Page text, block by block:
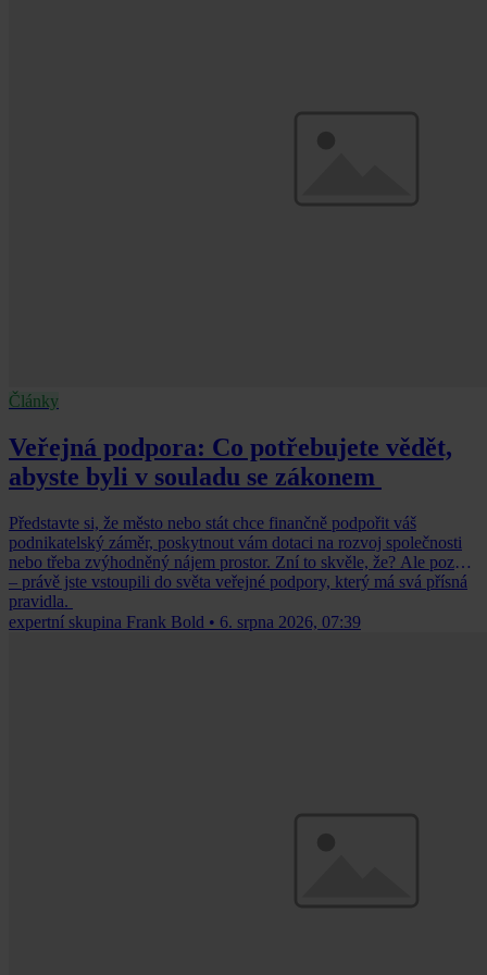
Články
Veřejná podpora: Co potřebujete vědět,
abyste byli v souladu se zákonem
Představte si, že město nebo stát chce finančně podpořit váš
podnikatelský záměr, poskytnout vám dotaci na rozvoj společnosti
nebo třeba zvýhodněný nájem prostor. Zní to skvěle, že? Ale pozor
– právě jste vstoupili do světa veřejné podpory, který má svá přísná
pravidla.
expertní skupina Frank Bold • 6. srpna 2026, 07:39